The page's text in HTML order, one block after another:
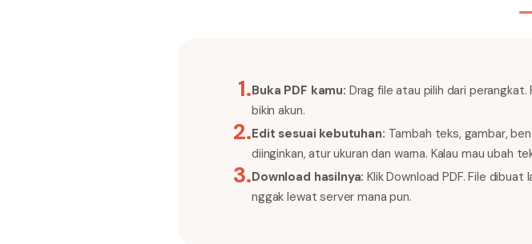
1.Buka PDF kamu: Drag file atau pilih dari
bikin akun.
2.Edit sesuai kebutuhan: Tambah teks, gambar,
diinginkan, atur ukuran dan warna. Kalau mau ubah
3.Download hasilnya: Klik Download PDF. File
nggak lewat server mana pun.